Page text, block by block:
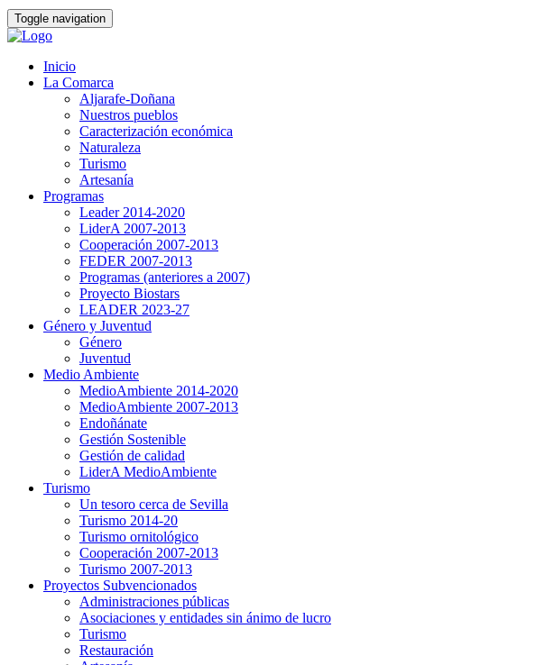
Toggle navigation
Inicio
La Comarca
Aljarafe-Doñana
Nuestros pueblos
Caracterización económica
Naturaleza
Turismo
Artesanía
Programas
Leader 2014-2020
LiderA 2007-2013
Cooperación 2007-2013
FEDER 2007-2013
Programas (anteriores a 2007)
Proyecto Biostars
LEADER 2023-27
Género y Juventud
Género
Juventud
Medio Ambiente
MedioAmbiente 2014-2020
MedioAmbiente 2007-2013
Endoñánate
Gestión Sostenible
Gestión de calidad
LiderA MedioAmbiente
Turismo
Un tesoro cerca de Sevilla
Turismo 2014-20
Turismo ornitológico
Cooperación 2007-2013
Turismo 2007-2013
Proyectos Subvencionados
Administraciones públicas
Asociaciones y entidades sin ánimo de lucro
Turismo
Restauración